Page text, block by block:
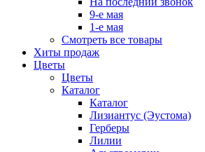
9-е мая
1-е мая
Смотреть все товары
Хиты продаж
Цветы
Цветы
Каталог
Каталог
Лизиантус (Эустома)
Герберы
Лилии